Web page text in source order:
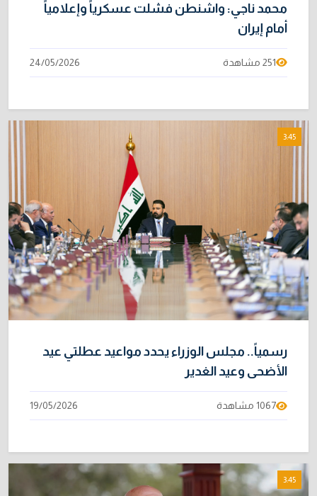
محمد ناجي: واشنطن فشلت عسكرياً وإعلامياً
أمام إيران
251 مشاهدة 24/05/2026
3:45
رسمياً.. مجلس الوزراء يحدد مواعيد عطلتي عيد
الأضحى وعيد الغدير
1067 مشاهدة 19/05/2026
3:45